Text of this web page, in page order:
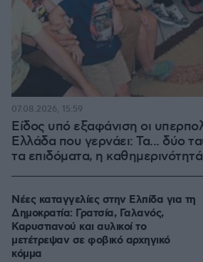
Είδος υπό εξαφάνιση οι
Ελλάδα που γερνάει: Τα... δύο
τα επιδόματα, η
07.08.2026, 15:59
Νέες καταγγελίες στην Ελπίδα για τη
Δημοκρατία: Γρατσία, Γαλανός,
Καρυστιανού και αυλικοί το
μετέτρεψαν σε φοβικό αρχηγικό
κόμμα